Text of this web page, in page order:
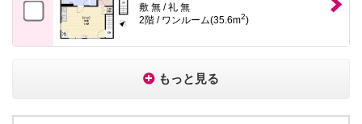
敷 無 / 礼 無
2階 / ワンルーム(35.6m2)
もっと見る